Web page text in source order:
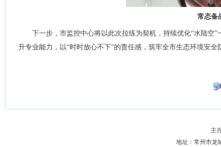
常态备
下一步，市监控中心将以此次拉练为契机，持续优化“水陆空
升专业能力，以“时时放心不下”的责任感，筑牢全市生态环境安
主
地址：常州市龙